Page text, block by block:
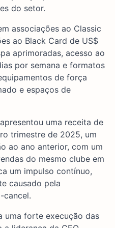
do setor.
associações ao Classic
ao Black Card de US$
aprimoradas, acesso ao
por semana e formatos
de força
e espaços de
uma receita de
trimestre de 2025, um
ao ano anterior, com um
do mesmo clube em
um impulso contínuo,
causado pela
cancel.
uma forte execução das